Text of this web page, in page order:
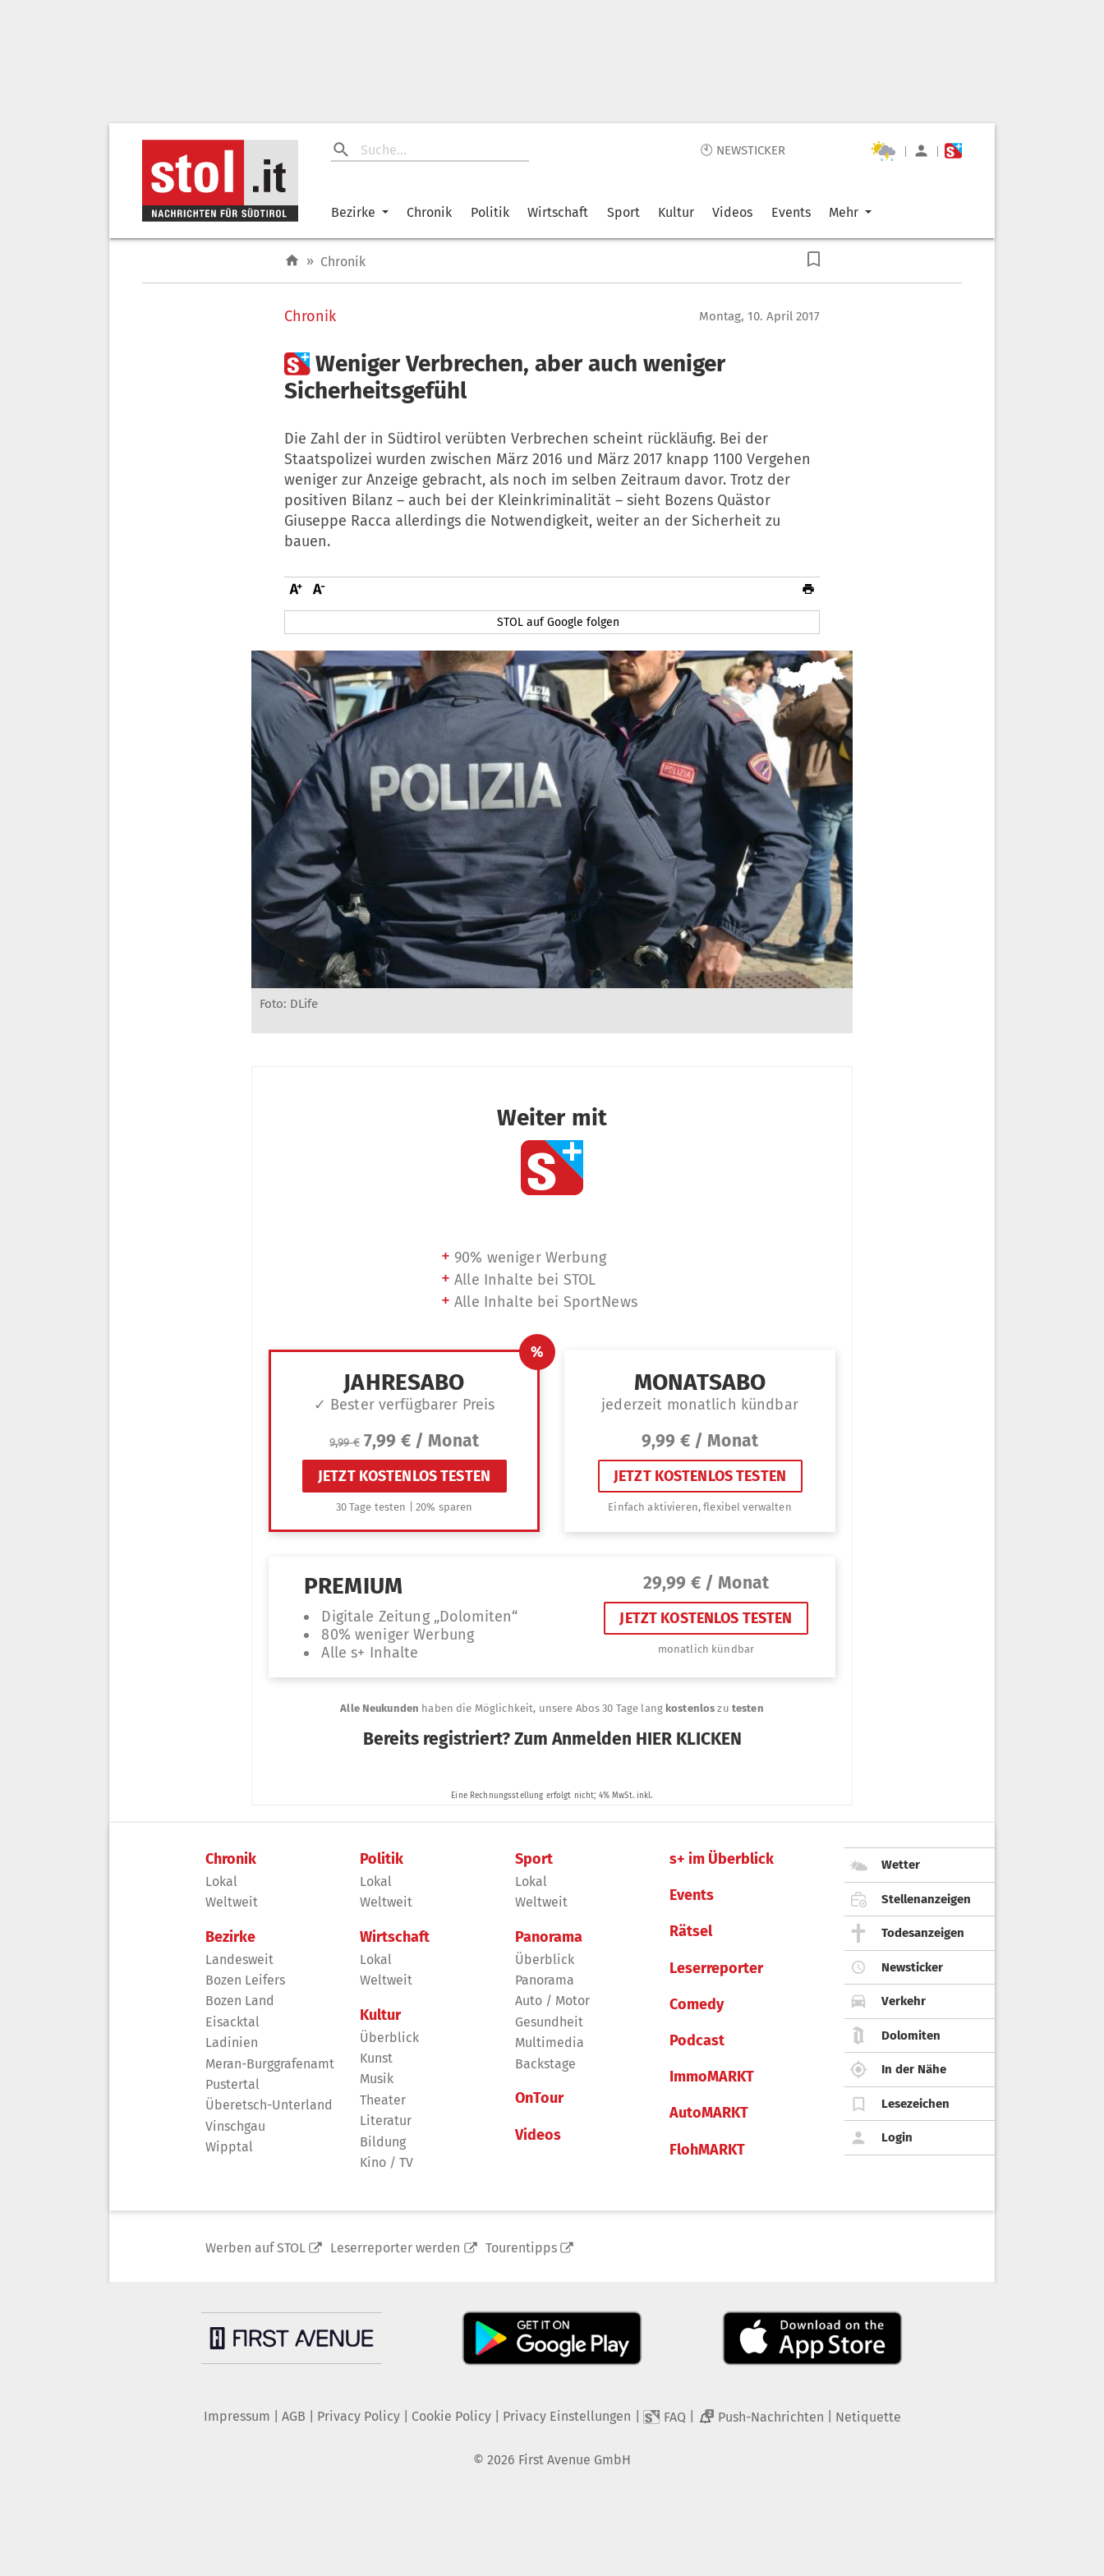
🕙 NEWSTICKER | |
Bezirke Chronik Politik Wirtschaft Sport Kultur Videos Events Mehr
» Chronik
Chronik Montag, 10. April 2017
Weniger Verbrechen, aber auch weniger
Sicherheitsgefühl
Die Zahl der in Südtirol verübten Verbrechen scheint rückläufig. Bei der
Staatspolizei wurden zwischen März 2016 und März 2017 knapp 1100 Vergehen
weniger zur Anzeige gebracht, als noch im selben Zeitraum davor. Trotz der
positiven Bilanz – auch bei der Kleinkriminalität – sieht Bozens Quästor
Giuseppe Racca allerdings die Notwendigkeit, weiter an der Sicherheit zu
bauen.
STOL auf Google folgen
Foto: DLife
Chronik
Lokal
Weltweit
Bezirke
Landesweit
Bozen Leifers
Bozen Land
Eisacktal
Ladinien
Meran-Burggrafenamt
Pustertal
Überetsch-Unterland
Vinschgau
Wipptal
Politik
Lokal
Weltweit
Wirtschaft
Lokal
Weltweit
Kultur
Überblick
Kunst
Musik
Theater
Literatur
Bildung
Kino / TV
Sport
Lokal
Weltweit
Panorama
Überblick
Panorama
Auto / Motor
Gesundheit
Multimedia
Backstage
OnTour
Videos
s+ im Überblick
Events
Rätsel
Leserreporter
Comedy
Podcast
ImmoMARKT
AutoMARKT
FlohMARKT
Wetter
Stellenanzeigen
Todesanzeigen
Newsticker
Verkehr
Dolomiten
In der Nähe
Lesezeichen
Login
Werben auf STOL Leserreporter werden Tourentipps
Impressum AGB Privacy Policy| Cookie Policy| Privacy Einstellungen FAQ 2 Push-Nachrichten Netiquette
© 2026 First Avenue GmbH